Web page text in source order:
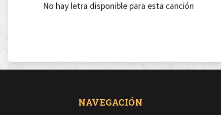
No hay letra disponible para esta canción
NAVEGACIÓN